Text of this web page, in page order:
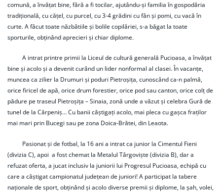
comună, a învățat bine, fără a fi tocilar, ajutându-și familia în gospodăria
tradițională, cu cățel, cu purcel, cu 3-4 grădini cu fân și pomi, cu vacă în
curte. A făcut toate năzbâtiile și bolile copilăriei, s-a băgat la toate
sporturile, obținând aprecieri și chiar diplome.
A intrat printre primii la Liceul de cultură generală Pucioasa, a învățat
bine și acolo și a devenit curând un lider nonformal al clasei. În vacanțe,
muncea ca zilier la Drumuri și poduri Pietroșița, cunoscând ca-n palmă,
orice firicel de apă, orice drum forestier, orice pod sau canton, orice colț de
pădure pe traseul Pietroșița – Sinaia, zonă unde a văzut și celebra Gură de
tunel de la Cărpeniș… Cu banii câștigați acolo, mai pleca cu gașca fraților
mai mari prin Bucegi sau pe zona Doica-Brătei, din Leaota.
Pasionat și de fotbal, la 16 ani a intrat ca junior la Cimentul Fieni
(divizia C), apoi a fost chemat la Metalul Târgoviște (divizia B), dar a
refuzat oferta, a jucat inclusiv la juniorii lui Progresul Pucioasa, echipă cu
care a câștigat campionatul județean de juniori! A participat la tabere
naționale de sport, obținând și acolo diverse premii și diplome, la șah, volei,